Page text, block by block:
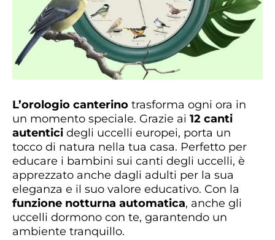
L’orologio canterino trasforma ogni ora in
un momento speciale. Grazie ai 12 canti
autentici degli uccelli europei, porta un
tocco di natura nella tua casa. Perfetto per
educare i bambini sui canti degli uccelli, è
apprezzato anche dagli adulti per la sua
eleganza e il suo valore educativo. Con la
funzione notturna automatica, anche gli
uccelli dormono con te, garantendo un
ambiente tranquillo.